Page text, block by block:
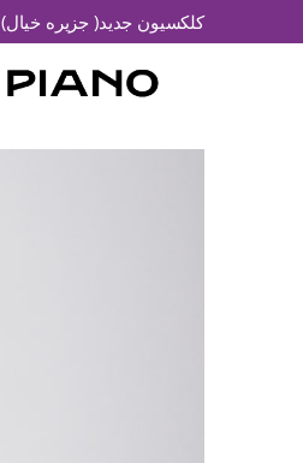
کلکسیون جدید( جزیره خیال)